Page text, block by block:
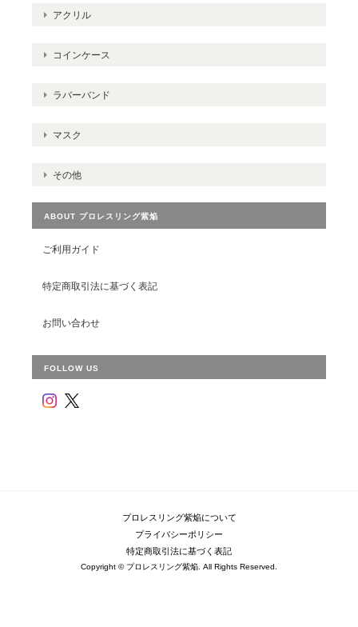
アクリル
コインケース
ラバーバンド
マスク
その他
ABOUT プロレスリング紫焔
ご利用ガイド
特定商取引法に基づく表記
お問い合わせ
FOLLOW US
プロレスリング紫焔について
プライバシーポリシー
特定商取引法に基づく表記
Copyright © プロレスリング紫焔. All Rights Reserved.